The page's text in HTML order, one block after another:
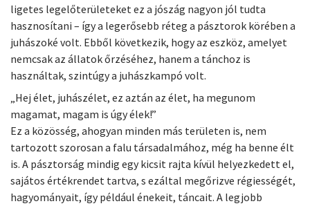
ligetes legelőterületeket ez a jószág nagyon jól tudta
hasznosítani – így a legerősebb réteg a pásztorok körében a
juhászoké volt. Ebből következik, hogy az eszköz, amelyet
nemcsak az állatok őrzéséhez, hanem a tánchoz is
használtak, szintúgy a juhászkampó volt.
„Hej élet, juhászélet, ez aztán az élet, ha megunom
magamat, magam is úgy élek!”
Ez a közösség, ahogyan minden más területen is, nem
tartozott szorosan a falu társadalmához, még ha benne élt
is. A pásztorság mindig egy kicsit rajta kívül helyezkedett el,
sajátos értékrendet tartva, s ezáltal megőrizve régiességét,
hagyományait, így például énekeit, táncait. A legjobb